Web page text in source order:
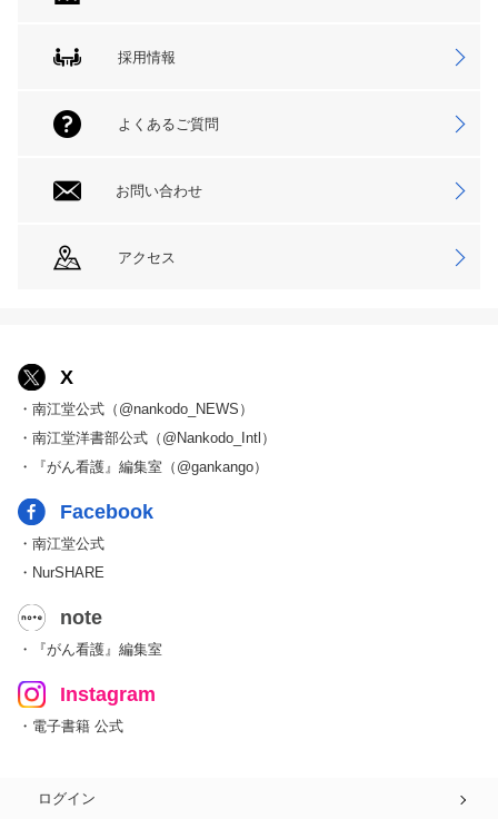
採用情報
よくあるご質問
お問い合わせ
アクセス
X
・南江堂公式（@nankodo_NEWS）
・南江堂洋書部公式（@Nankodo_Intl）
・『がん看護』編集室（@gankango）
Facebook
・南江堂公式
・NurSHARE
note
・『がん看護』編集室
Instagram
・電子書籍 公式
ログイン